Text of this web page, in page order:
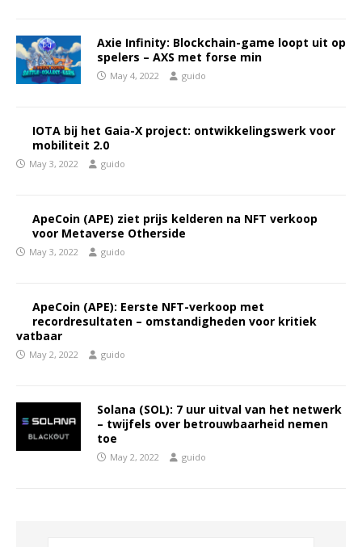
Axie Infinity: Blockchain-game loopt uit op
spelers – AXS met forse min
May 4, 2022 guido
IOTA bij het Gaia-X project: ontwikkelingswerk voor
mobiliteit 2.0
May 3, 2022 guido
ApeCoin (APE) ziet prijs kelderen na NFT verkoop
voor Metaverse Otherside
May 3, 2022 guido
ApeCoin (APE): Eerste NFT-verkoop met
recordresultaten – omstandigheden voor kritiek
vatbaar
May 2, 2022 guido
Solana (SOL): 7 uur uitval van het netwerk
– twijfels over betrouwbaarheid nemen
toe
May 2, 2022 guido